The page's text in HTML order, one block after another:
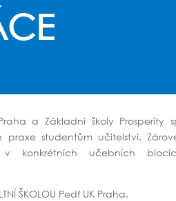
a Základní školy Prosperity
praxe studentům učitelství.
konkrétních učebních
ŠKOLOU Pedf UK Praha.